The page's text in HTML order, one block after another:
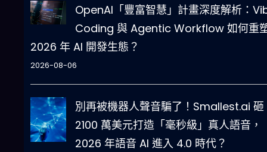
OpenAI「豐富智慧」計畫深度解析：
Coding 與 Agentic Workflow 如何重
2026 年 AI 開發生態？
2026-08-06
別再被機器人聲音騙了！Smallest.ai 砸
2100 萬美元打造「毫秒級」真人語音，
2026 年語音 AI 進入 4.0 時代？